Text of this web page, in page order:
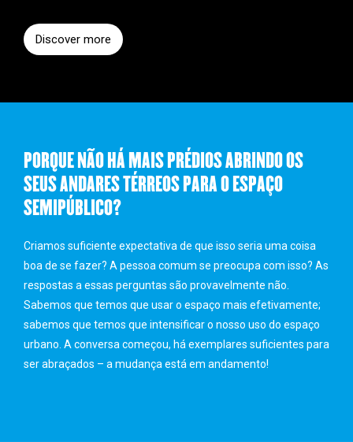
Discover more
PORQUE NÃO HÁ MAIS PRÉDIOS ABRINDO OS
SEUS ANDARES TÉRREOS PARA O ESPAÇO
SEMIPÚBLICO?
Criamos suficiente expectativa de que isso seria uma coisa
boa de se fazer? A pessoa comum se preocupa com isso? As
respostas a essas perguntas são provavelmente não.
Sabemos que temos que usar o espaço mais efetivamente;
sabemos que temos que intensificar o nosso uso do espaço
urbano. A conversa começou, há exemplares suficientes para
ser abraçados – a mudança está em andamento!